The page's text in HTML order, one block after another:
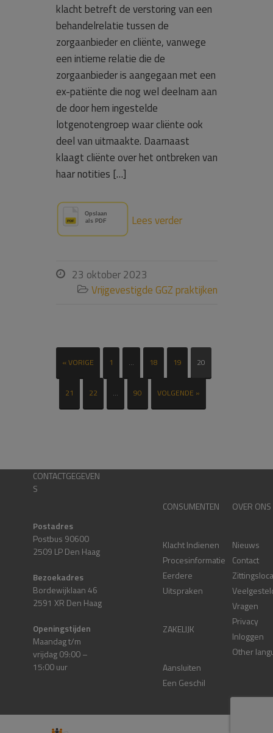
klacht betreft de verstoring van een
behandelrelatie tussen de
zorgaanbieder en cliënte, vanwege
een intieme relatie die de
zorgaanbieder is aangegaan met een
ex-patiënte die nog wel deelnam aan
de door hem ingestelde
lotgenotengroep waar cliënte ook
deel van uitmaakte. Daarnaast
klaagt cliënte over het ontbreken van
haar notities […]
Lees verder
 23 oktober 2023
 Vrijgevestigde GGZ praktijken
« VORIGE 1 … 18 19 20
21 22 … 90 VOLGENDE »
CONTACTGEGEVEN
S
Postadres
Postbus 90600
2509 LP Den Haag
Bezoekadres
Bordewijklaan 46
2591 XR Den Haag
Openingstijden
Maandag t/m
vrijdag 09:00 –
15:00 uur
CONSUMENTEN
Klacht Indienen
Procesinformatie
Eerdere
Uitspraken
ZAKELIJK
Aansluiten
Een Geschil
OVER ONS
Nieuws
Contact
Vragen
Privacy
Inloggen
Other